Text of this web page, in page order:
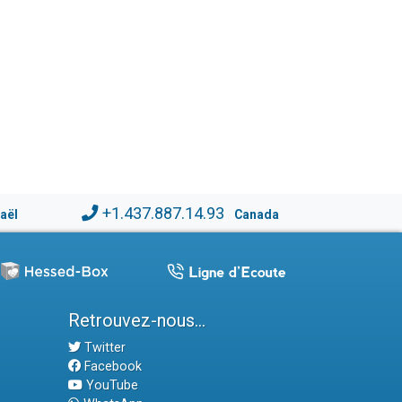
+1.437.887.14.93 Canada
Retrouvez-nous...
Twitter
Facebook
YouTube